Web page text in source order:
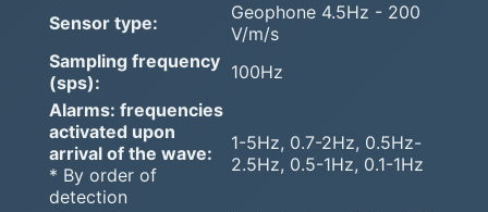
Sensor type:
Geophone 4.5Hz - 200
V/m/s
Sampling frequency
(sps):
100Hz
Alarms: frequencies
activated upon
arrival of the wave:
* By order of
detection
1-5Hz, 0.7-2Hz, 0.5Hz-
2.5Hz, 0.5-1Hz, 0.1-1Hz